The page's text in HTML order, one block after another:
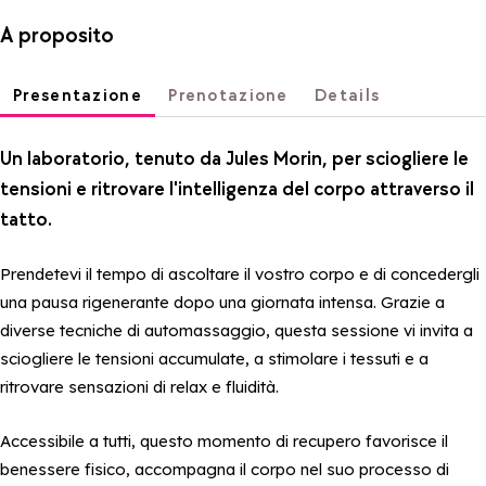
A proposito
Presentazione Prenotazione Details
Un laboratorio, tenuto da Jules Morin, per sciogliere le
tensioni e ritrovare l'intelligenza del corpo attraverso il
tatto.
Prendetevi il tempo di ascoltare il vostro corpo e di concedergli
una pausa rigenerante dopo una giornata intensa. Grazie a
diverse tecniche di automassaggio, questa sessione vi invita a
sciogliere le tensioni accumulate, a stimolare i tessuti e a
ritrovare sensazioni di relax e fluidità.
Accessibile a tutti, questo momento di recupero favorisce il
benessere fisico, accompagna il corpo nel suo processo di